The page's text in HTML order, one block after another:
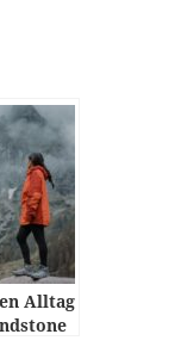
Alltag